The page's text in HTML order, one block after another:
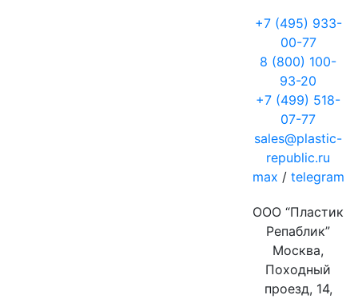
+7 (495) 933-
00-77
8 (800) 100-
93-20
+7 (499) 518-
07-77
sales@plastic-
republic.ru
max / telegram
ООО “Пластик
Репаблик”
Москва,
Походный
проезд, 14,